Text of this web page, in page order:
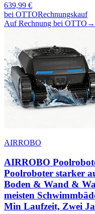
639,99 €
bei OTTORechnungskauf
Auf Rechnung bei OTTO →
AIRROBO
AIRROBO
Poolroboter starker
Boden & Wand &
meisten
Min Laufzeit, Zwei